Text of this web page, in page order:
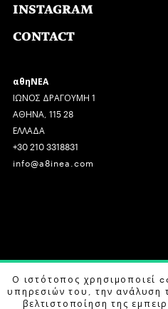
INSTAGRAM
CONTACT
αθηΝΕΑ
ΙΩΝΟΣ ΔΡΑΓΟΥΜΗ 1
ΑΘΗΝΑ, 115 28
ΕΛΛΑΔΑ
+30 210 3318831
info@a8inea.com
COPYRIGHT © 2026 αθηΝΕΑ, ALL
DESIGN BY G DESIGN STUDIO.
Ο ιστότοπος χρησιμοποιεί
υπηρεσιών του, την ανάλυση
βελτιστοποίηση της